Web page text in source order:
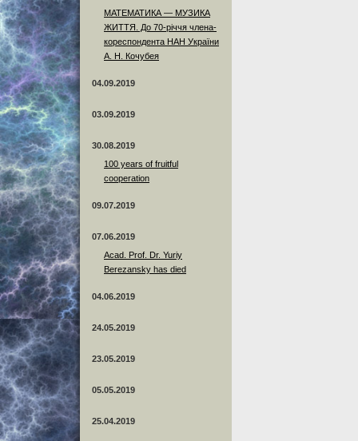
МАТЕМАТИКА — МУЗИКА
ЖИТТЯ. До 70-річчя члена-
кореспондента НАН України
А. Н. Кочубея
04.09.2019
03.09.2019
30.08.2019
100 years of fruitful
cooperation
09.07.2019
07.06.2019
Acad. Prof. Dr. Yuriy
Berezansky has died
04.06.2019
24.05.2019
23.05.2019
05.05.2019
25.04.2019